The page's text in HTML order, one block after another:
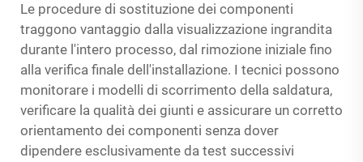
Le procedure di sostituzione dei componenti
traggono vantaggio dalla visualizzazione ingrandita
durante l'intero processo, dal rimozione iniziale fino
alla verifica finale dell'installazione. I tecnici possono
monitorare i modelli di scorrimento della saldatura,
verificare la qualità dei giunti e assicurare un corretto
orientamento dei componenti senza dover
dipendere esclusivamente da test successivi